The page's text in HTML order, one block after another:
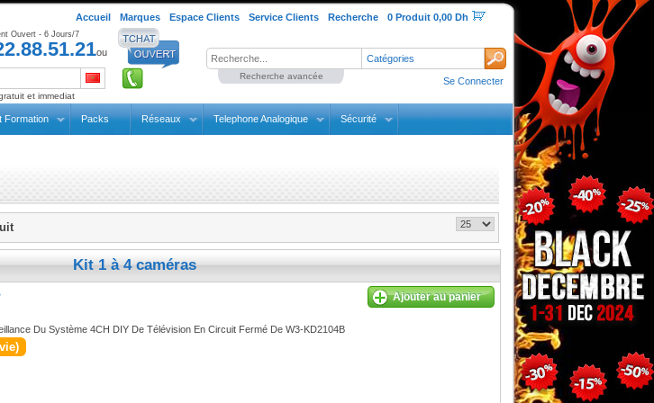
Accueil Marques Espace Clients Service Clients Recherche 0 Produit 0,00 Dh
Catégories
Recherche avancée
Ouvert - 6 Jours/7
ou
et immediat
Se Connecter
Formation Packs Réseaux Telephone Analogique Sécurité
Kit 1 à 4 caméras
Ajouter au panier
Du Système 4CH DIY De Télévision En Circuit Fermé De W3-KD2104B